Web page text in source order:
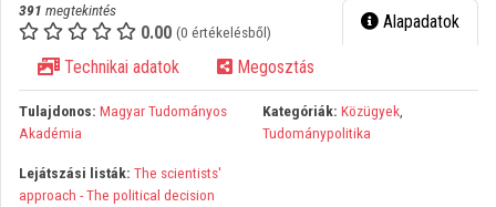
Intézményi listák
Intézmények
Közreműködők
391 megtekintés
0.00 (0 értékelésből) Alapadatok
Technikai adatok Megosztás
Tulajdonos: Magyar Tudományos
Akadémia
Kategóriák: Közügyek,
Tudománypolitika
Lejátszási listák: The scientists'
approach - The political decision